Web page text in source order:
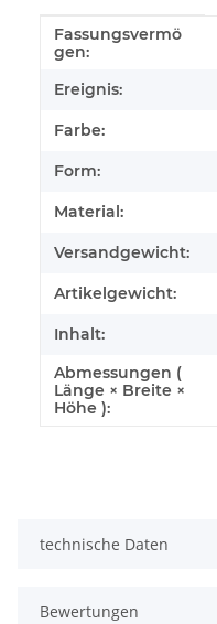
Produkteigenschaft
Wert
Fassungsvermö
gen:
Ereignis:
Farbe:
Form:
Material:
Versandgewicht:
Artikelgewicht:
Inhalt:
Abmessungen (
Länge × Breite ×
Höhe ):
technische Daten
Bewertungen